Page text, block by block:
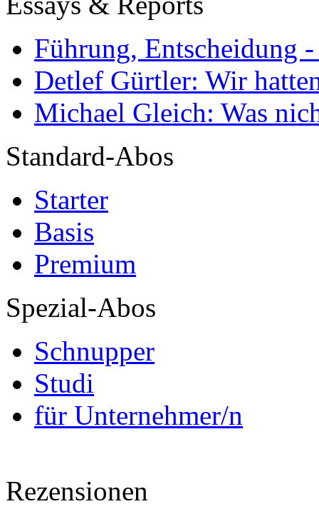
Führung, Entscheidung
Detlef Gürtler: Wir
Michael Gleich: Was
Standard-Abos
Starter
Basis
Premium
Spezial-Abos
Schnupper
Studi
für Unternehmer/n
Rezensionen